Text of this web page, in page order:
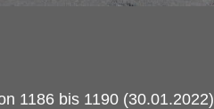
1186 bis 1190 (30.01.2022)